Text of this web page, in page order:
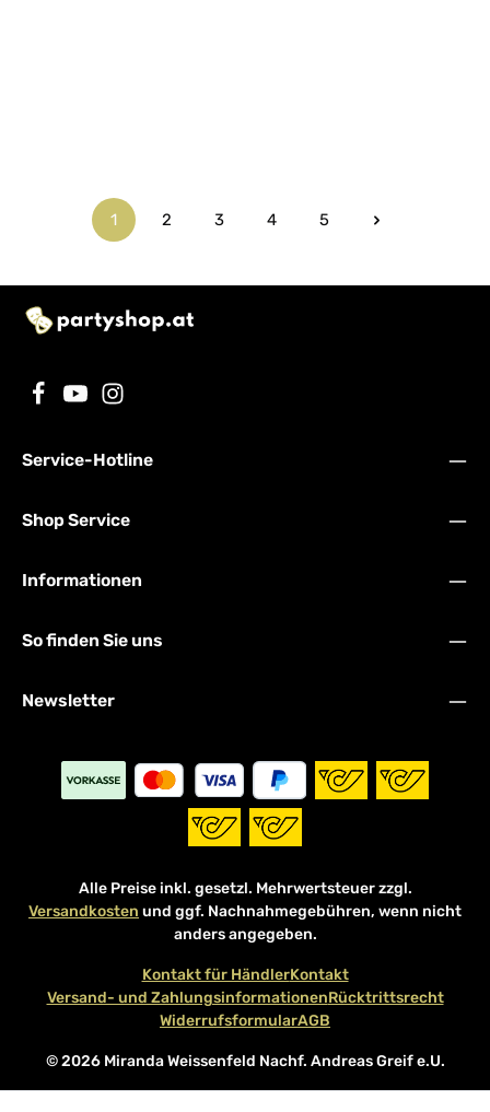
Seite
1
Seite
2
Seite
3
Seite
4
Seite
5
Service-Hotline
Shop Service
Informationen
So finden Sie uns
Newsletter
Alle Preise inkl. gesetzl. Mehrwertsteuer zzgl.
Versandkosten und ggf. Nachnahmegebühren, wenn nicht
anders angegeben.
© 2026 Miranda Weissenfeld Nachf. Andreas Greif e.U.
Kontakt für HändlerKontakt
Versand- und ZahlungsinformationenRücktrittsrecht
WiderrufsformularAGB